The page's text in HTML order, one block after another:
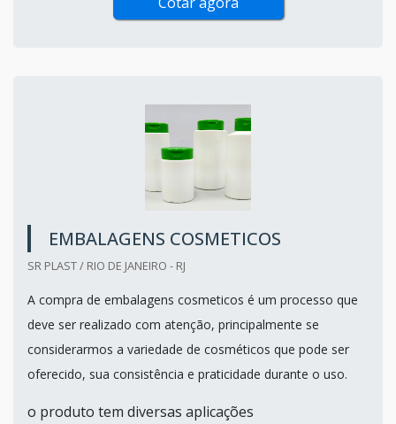
EMBALAGENS COSMETICOS
SR PLAST / RIO DE JANEIRO - RJ
A compra de embalagens cosmeticos é um processo que
deve ser realizado com atenção, principalmente se
considerarmos a variedade de cosméticos que pode ser
oferecido, sua consistência e praticidade durante o uso.
o produto tem diversas aplicações